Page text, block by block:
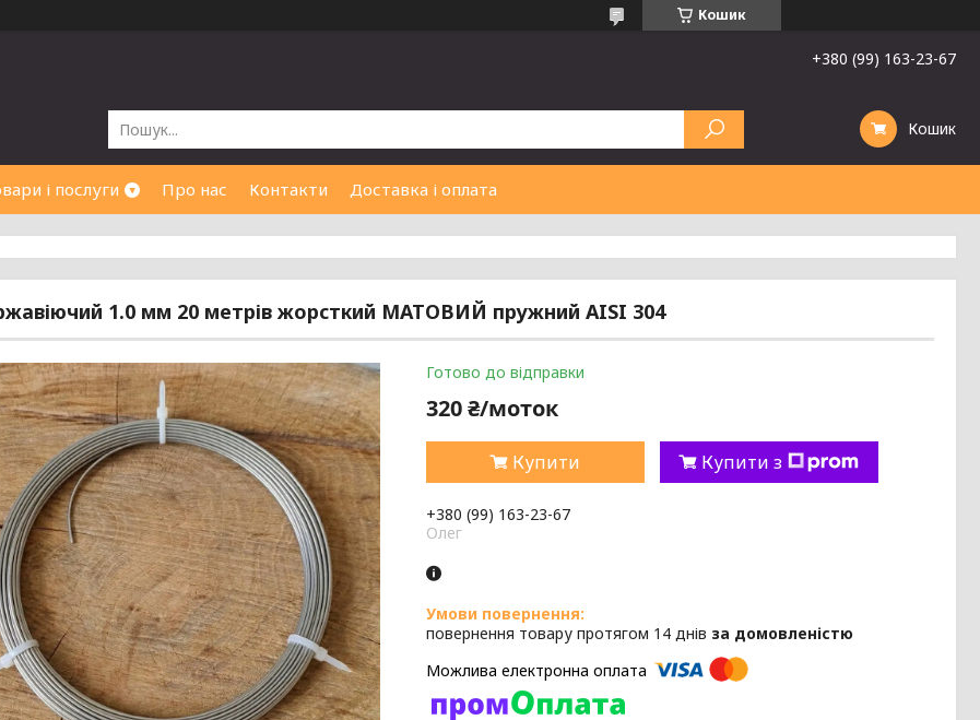
Кошик
+380 (99) 163-23-67
Кошик
і послуги Про нас Контакти Доставка і оплата
1.0 мм 20 метрів жорсткий МАТОВИЙ пружний AISI 304
Готово до відправки
320 ₴/моток
Купити Купити з
+380 (99) 163-23-67
Олег
повернення товару протягом 14 днів за домовленістю